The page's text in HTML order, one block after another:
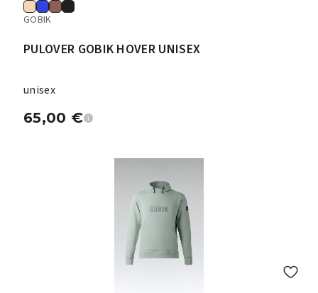
GOBIK
PULOVER GOBIK HOVER UNISEX
unisex
65,00 €